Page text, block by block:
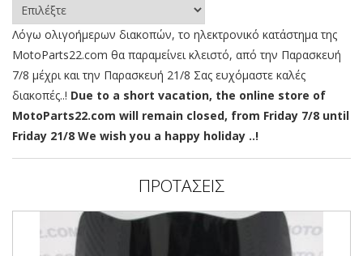
Λόγω ολιγοήμερων διακοπών, το ηλεκτρονικό κατάστημα της
MotoParts22.com θα παραμείνει κλειστό, από την Παρασκευή
7/8 μέχρι και την Παρασκευή 21/8 Σας ευχόμαστε καλές
διακοπές..! Due to a short vacation, the online store of
MotoParts22.com will remain closed, from Friday 7/8 until
Friday 21/8 We wish you a happy holiday ..!
ΠΡΟΤΑΣΕΙΣ